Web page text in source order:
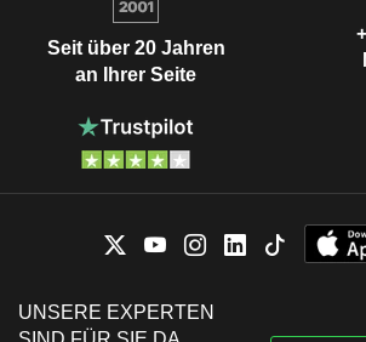
Seit über 20 Jahren
an Ihrer Seite
UNSERE EXPERTEN